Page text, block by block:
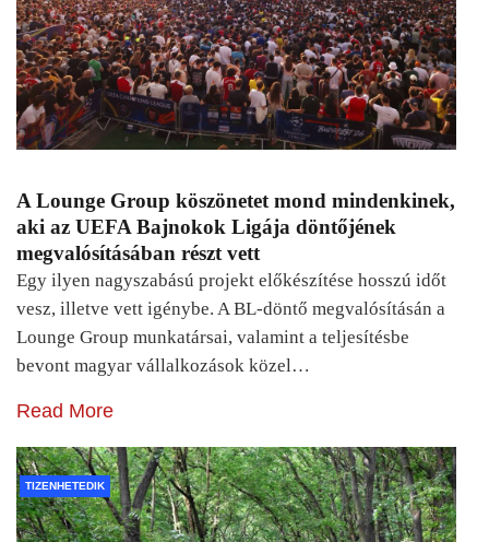
A Lounge Group köszönetet mond mindenkinek,
aki az UEFA Bajnokok Ligája döntőjének
megvalósításában részt vett
Egy ilyen nagyszabású projekt előkészítése hosszú időt
vesz, illetve vett igénybe. A BL-döntő megvalósításán a
Lounge Group munkatársai, valamint a teljesítésbe
bevont magyar vállalkozások közel…
Read More
TIZENHETEDIK